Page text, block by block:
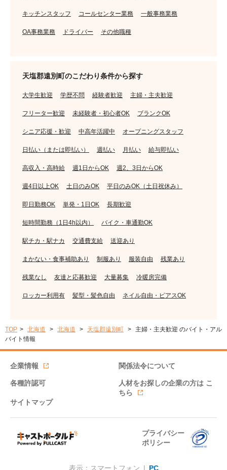
キッチンスタッフ コールセンター業務 一般事務業務
OA事務業務 ドライバー その他職種
天塩郡遠別町のこだわり条件から探す
大学生歓迎 学歴不問 経験者歓迎 主婦・主夫歓迎
フリーター歓迎 未経験者・初心者OK ブランクOK
シニア応援・歓迎 中高年活躍中 オープニングスタッフ
日払い（または即払い） 週払い 月払い 給与即払い
高収入・高時給 週1日からOK 週2、3日からOK
週4日以上OK 土日のみOK 平日のみOK（土日祝休み）
即日勤務OK 単発・1日OK 長期歓迎
短時間勤務（1日4h以内） バイク・車通勤OK
駅チカ・駅ナカ 交通費支給 送迎あり
まかない・食事補助あり 制服あり 服装自由 残業あり
残業なし 友達と応募歓迎 大量募集 冷暖房完備
ロッカー利用有 髪型・髪色自由 ネイル自由・ピアスOK
TOP 北海道 北海道 天塩郡遠別町
主婦・主夫歓迎 のバイト・アル
バイト情報
企業情報 関係法令について
各種許認可 人材をお探しの企業の方は こ
ちら
サイトマップ
プライバシー
ポリシー
表示：スマートフォン | PC